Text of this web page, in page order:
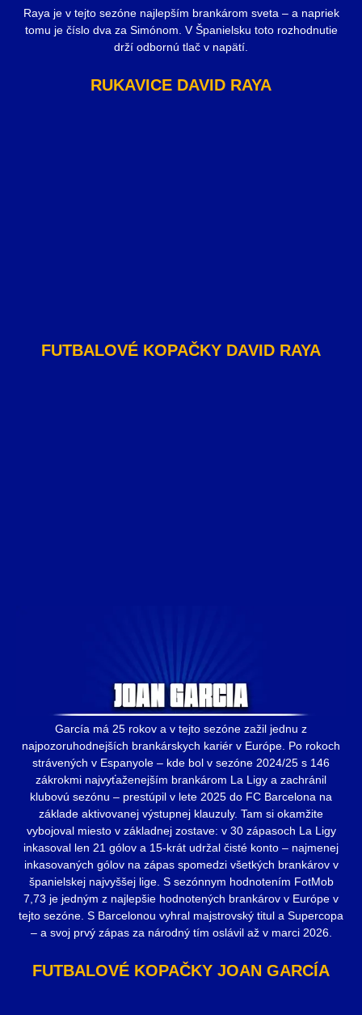
Raya je v tejto sezóne najlepším brankárom sveta – a napriek
tomu je číslo dva za Simónom. V Španielsku toto rozhodnutie
drží odbornú tlač v napätí.
RUKAVICE DAVID RAYA
FUTBALOVÉ KOPAČKY DAVID RAYA
García má 25 rokov a v tejto sezóne zažil jednu z
najpozoruhodnejších brankárskych kariér v Európe. Po rokoch
strávených v Espanyole – kde bol v sezóne 2024/25 s 146
zákrokmi najvyťaženejším brankárom La Ligy a zachránil
klubovú sezónu – prestúpil v lete 2025 do FC Barcelona na
základe aktivovanej výstupnej klauzuly. Tam si okamžite
vybojoval miesto v základnej zostave: v 30 zápasoch La Ligy
inkasoval len 21 gólov a 15-krát udržal čisté konto – najmenej
inkasovaných gólov na zápas spomedzi všetkých brankárov v
španielskej najvyššej lige. S sezónnym hodnotením FotMob
7,73 je jedným z najlepšie hodnotených brankárov v Európe v
tejto sezóne. S Barcelonou vyhral majstrovský titul a Supercopa
– a svoj prvý zápas za národný tím oslávil až v marci 2026.
FUTBALOVÉ KOPAČKY JOAN GARCÍA